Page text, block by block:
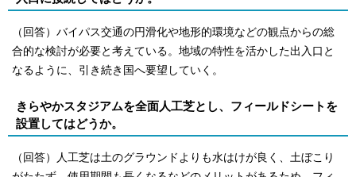
（回答）バイパス交通の円滑化や地形的環境などの観点からの総
合的な検討が必要と考えている。地域の特性を活かした出入口と
なるように、引き続き国へ要望していく。
きらやかスタジアムを全面人工芝とし、フィールドシートを
設置してはどうか。
（回答）人工芝は土のグラウンドよりも水はけが良く、土ぼこり